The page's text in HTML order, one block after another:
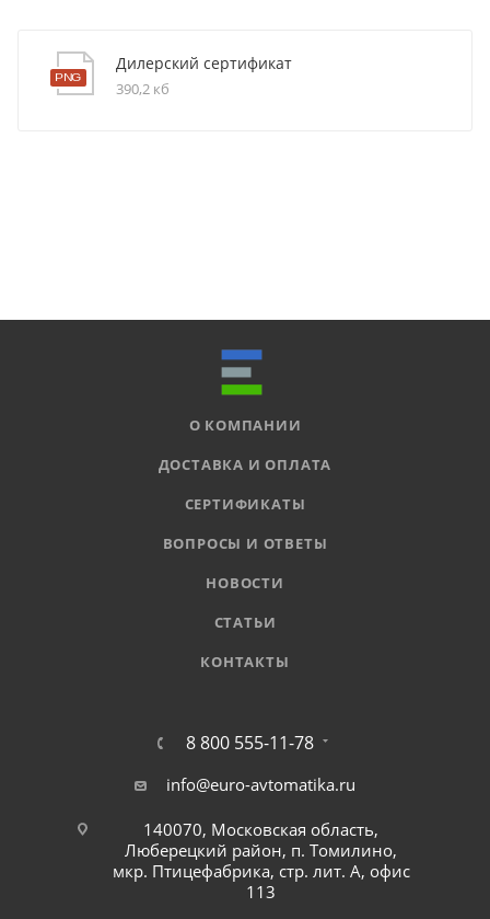
Дилерский сертификат
390,2 кб
О КОМПАНИИ
ДОСТАВКА И ОПЛАТА
СЕРТИФИКАТЫ
ВОПРОСЫ И ОТВЕТЫ
НОВОСТИ
СТАТЬИ
КОНТАКТЫ
8 800 555-11-78
info@euro-avtomatika.ru
140070, Московская область,
Люберецкий район, п. Томилино,
мкр. Птицефабрика, стр. лит. А, офис
113